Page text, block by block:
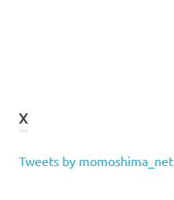
X
Tweets by momoshima_net